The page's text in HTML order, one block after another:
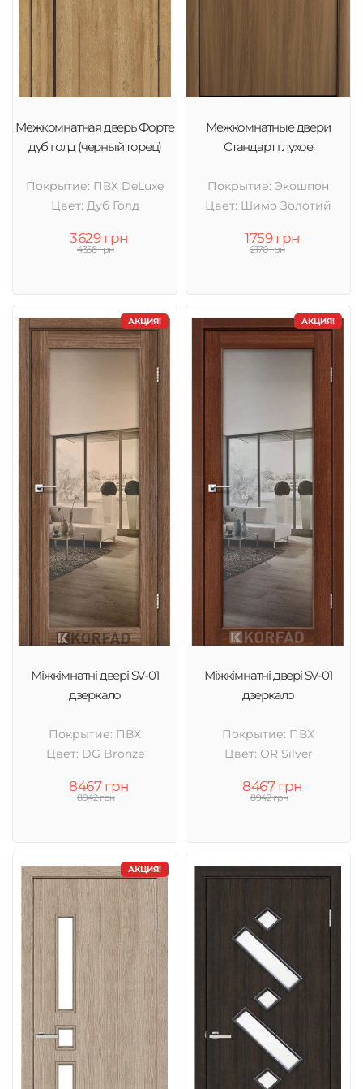
Межкомнатная дверь Форте
дуб голд (черный торец)
Покрытие: ПВХ DeLuxe
Цвет: Дуб Голд
3629 грн
4356 грн
Межкомнатные двери
Стандарт глухое
Покрытие: Экошпон
Цвет: Шимо Золотий
1759 грн
2170 грн
АКЦИЯ!
Міжкімнатні двері SV-01
дзеркало
Покрытие: ПВХ
Цвет: DG Bronze
8467 грн
8942 грн
АКЦИЯ!
Міжкімнатні двері SV-01
дзеркало
Покрытие: ПВХ
Цвет: OR Silver
8467 грн
8942 грн
АКЦИЯ!